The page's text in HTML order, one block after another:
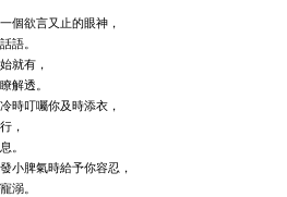
個欲言又止的眼神，
語。
就有，
解透。
時叮囑你及時添衣，
，
。
小脾氣時給予你容忍，
溺。